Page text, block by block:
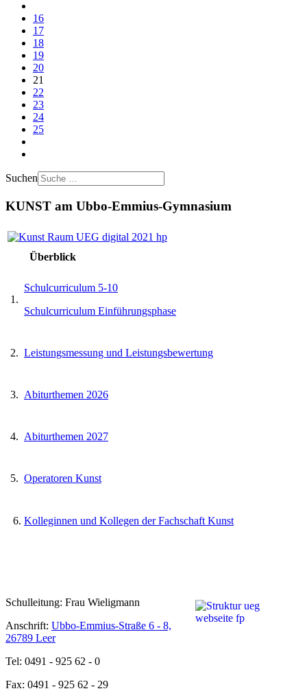
16
17
18
19
20
21
22
23
24
25
Suchen
KUNST am Ubbo-Emmius-Gymnasium
Überblick
1.
Schulcurriculum 5-10
Schulcurriculum Einführungsphase
2. Leistungsmessung und Leistungsbewertung
3. Abiturthemen 2026
4. Abiturthemen 2027
5. Operatoren Kunst
6. Kolleginnen und Kollegen der Fachschaft Kunst
Schulleitung: Frau Wieligmann
Anschrift: Ubbo-Emmius-Straße 6 - 8,
26789 Leer
Tel: 0491 - 925 62 - 0
Fax: 0491 - 925 62 - 29